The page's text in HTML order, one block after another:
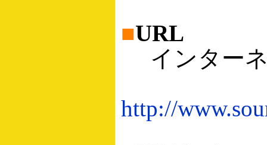
■URL
インターネ
http://